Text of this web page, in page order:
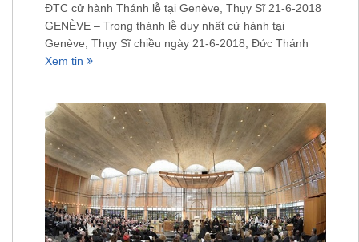
ĐTC cử hành Thánh lễ tại Genève, Thụy Sĩ 21-6-2018
GENÈVE – Trong thánh lễ duy nhất cử hành tại
Genève, Thụy Sĩ chiều ngày 21-6-2018, Đức Thánh
Xem tin